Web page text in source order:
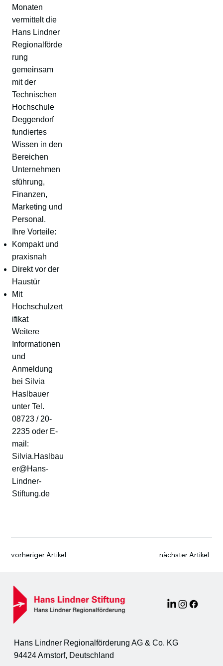
Monaten
vermittelt die
Hans Lindner
Regionalförde
rung
gemeinsam
mit der
Technischen
Hochschule
Deggendorf
fundiertes
Wissen in den
Bereichen
Unternehmen
sführung,
Finanzen,
Marketing und
Personal.
Ihre Vorteile:
Kompakt und
praxisnah
Direkt vor der
Haustür
Mit
Hochschulzert
ifikat
Weitere
Informationen
und
Anmeldung
bei Silvia
Haslbauer
unter Tel.
08723 / 20-
2235 oder E-
mail:
Silvia.Haslbau
er@Hans-
Lindner-
Stiftung.de
vorheriger Artikel nächster Artikel
Hans Lindner Regionalförderung AG & Co. KG
94424 Arnstorf, Deutschland